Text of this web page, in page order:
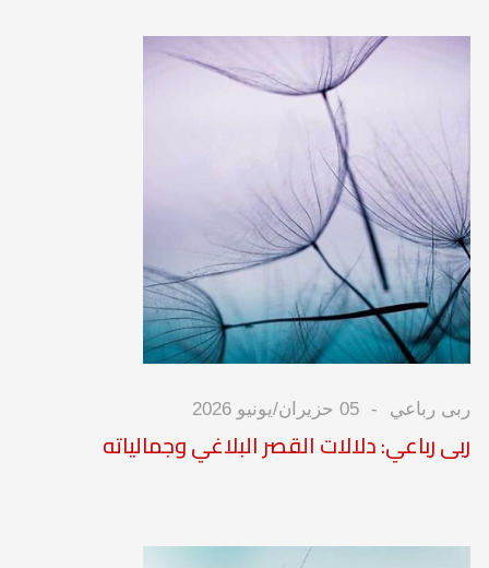
ربى رباعي 05 حزيران/يونيو 2026
ربى رباعي: دلالات القصر البلاغي وجمالياته